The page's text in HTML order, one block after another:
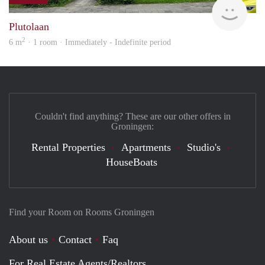
Plutolaan
6 m2 · 1 room · Immediately - Indefinite period
Find your Room on Rooms Groningen
About us Contact
Faq
Couldn't find anything? These are our other offers in
Groningen:
Rental Properties Apartments
Studio's
HouseBoats